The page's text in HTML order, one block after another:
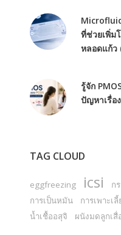
ที่ช่วยเพิ่ม
หลอดแก้ว
รู้จัก
ปัญหาเรื่อ
TAG CLOUD
eggfreezing icsi ก
การเป็นหมัน
การเพาะเ
น้ำเชื้ออสุจิ
ผนังมดลูกเสื่